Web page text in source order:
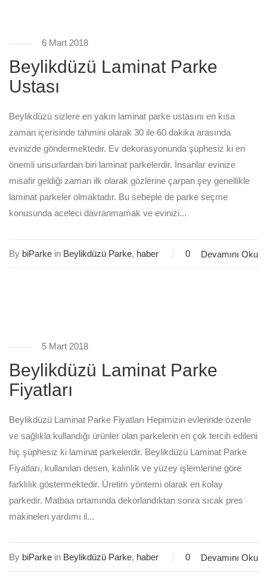
6 Mart 2018
Beylikdüzü Laminat Parke
Ustası
Beylikdüzü sizlere en yakın laminat parke ustasını en kısa
zaman içerisinde tahmini olarak 30 ile 60 dakika arasında
evinizde göndermektedir. Ev dekorasyonunda şüphesiz ki en
önemli unsurlardan biri laminat parkelerdir. İnsanlar evinize
misafir geldiği zaman ilk olarak gözlerine çarpan şey genellikle
laminat parkeler olmaktadır. Bu sebeple de parke seçme
konusunda aceleci davranmamak ve evinizi...
Devamını Oku
By biParke in Beylikdüzü Parke, haber 0
5 Mart 2018
Beylikdüzü Laminat Parke
Fiyatları
Beylikdüzü Laminat Parke Fiyatları Hepimizin evlerinde özenle
ve sağlıkla kullandığı ürünler olan parkelerin en çok tercih edileni
hiç şüphesiz ki laminat parkelerdir. Beylikdüzü Laminat Parke
Fiyatları, kullanılan desen, kalınlık ve yüzey işlemlerine göre
farklılık göstermektedir. Üretim yöntemi olarak en kolay
parkedir. Matbaa ortamında dekorlandıktan sonra sıcak pres
makineleri yardımı il...
Devamını Oku
By biParke in Beylikdüzü Parke, haber 0